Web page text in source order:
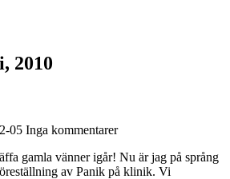
2010
05 Inga kommentarer
gamla vänner igår! Nu är jag på språng
av Panik på klinik. Vi